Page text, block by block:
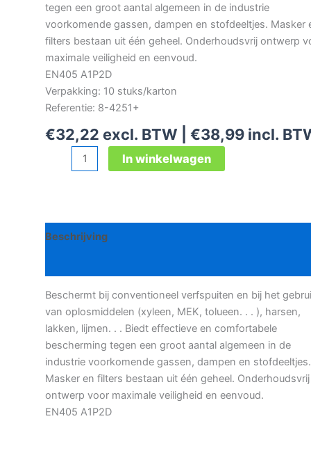
tegen een groot aantal algemeen in de industrie
voorkomende gassen, dampen en stofdeeltjes. Masker
filters bestaan uit één geheel. Onderhoudsvrij ontwerp
maximale veiligheid en eenvoud.
EN405 A1P2D
Verpakking: 10 stuks/karton
Referentie: 8-4251+
€32,22 excl. BTW | €38,99 incl.
4251+
aantal
In winkelwagen
Beschrijving
Beschermt bij conventioneel verfspuiten en bij het
van oplosmiddelen (xyleen, MEK, tolueen. . . ), harsen,
lakken, lijmen. . . Biedt effectieve en comfortabele
bescherming tegen een groot aantal algemeen in de
industrie voorkomende gassen, dampen en stofdeeltjes.
Masker en filters bestaan uit één geheel. Onderhoudsvrij
ontwerp voor maximale veiligheid en eenvoud.
EN405 A1P2D